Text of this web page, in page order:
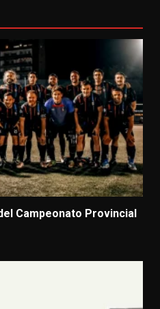
Campeonato Provincial